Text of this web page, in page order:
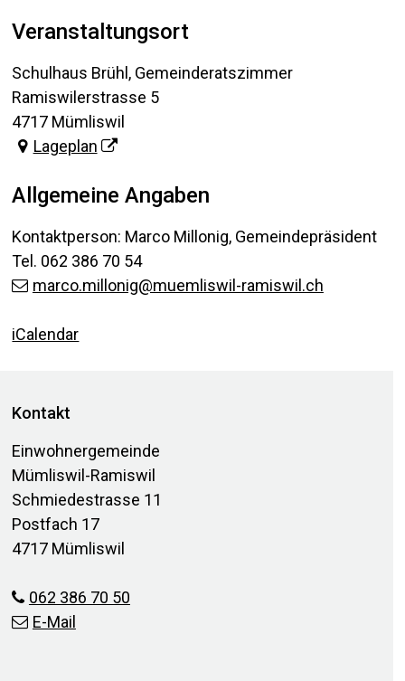
Veranstaltungsort
Schulhaus Brühl, Gemeinderatszimmer
Ramiswilerstrasse 5
4717 Mümliswil
Lageplan
Allgemeine Angaben
Kontaktperson: Marco Millonig, Gemeindepräsident
Tel. 062 386 70 54
marco.millonig@muemliswil-ramiswil.ch
iCalendar
Footer
Kontakt
Einwohnergemeinde
Mümliswil-Ramiswil
Schmiedestrasse 11
Postfach 17
4717 Mümliswil
062 386 70 50
E-Mail